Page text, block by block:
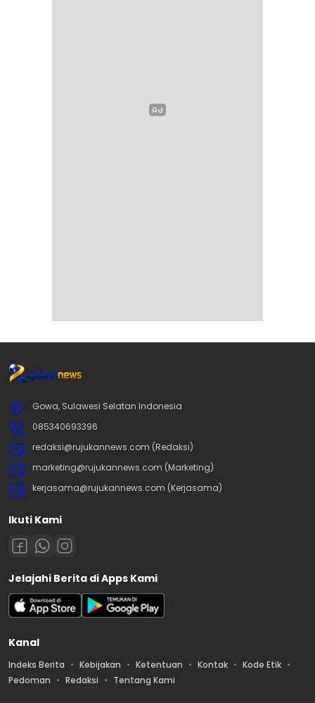
Gowa, Sulawesi Selatan Indonesia
085340693396
redaksi@rujukannews.com (Redaksi)
marketing@rujukannews.com (Marketing)
kerjasama@rujukannews.com (Kerjasama)
Ikuti Kami
Jelajahi Berita di Apps Kami
Kanal
Indeks Berita Kebijakan Ketentuan Kontak
Kode Etik
Pedoman
Redaksi Tentang Kami